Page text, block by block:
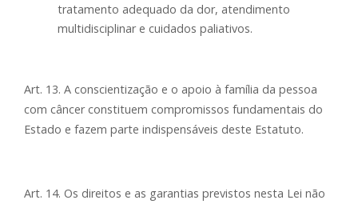
tratamento adequado da dor, atendimento
multidisciplinar e cuidados paliativos.
Art. 13. A conscientização e o apoio à família da pessoa
com câncer constituem compromissos fundamentais do
Estado e fazem parte indispensáveis deste Estatuto.
Art. 14. Os direitos e as garantias previstos nesta Lei não